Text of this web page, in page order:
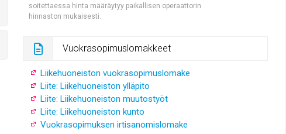
soitettaessa hinta määräytyy paikallisen operaattorin
hinnaston mukaisesti.
Vuokrasopimuslomakkeet
Liikehuoneiston vuokrasopimuslomake
Liite: Liikehuoneiston ylläpito
Liite: Liikehuoneiston muutostyöt
Liite: Liikehuoneiston kunto
Vuokrasopimuksen irtisanomislomake